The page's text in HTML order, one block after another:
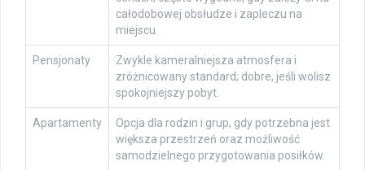
całodobowej obsłudze i zapleczu na
miejscu.
Pensjonaty
Zwykle kameralniejsza atmosfera i
zróżnicowany standard; dobre, jeśli wolisz
spokojniejszy pobyt.
Apartamenty
Opcja dla rodzin i grup, gdy potrzebna jest
większa przestrzeń oraz możliwość
samodzielnego przygotowania posiłków.